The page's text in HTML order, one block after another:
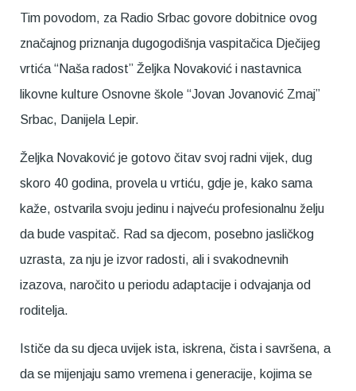
Tim povodom, za Radio Srbac govore dobitnice ovog
značajnog priznanja dugogodišnja vaspitačica Dječijeg
vrtića “Naša radost” Željka Novaković i nastavnica
likovne kulture Osnovne škole “Jovan Jovanović Zmaj”
Srbac, Danijela Lepir.
Željka Novaković je gotovo čitav svoj radni vijek, dug
skoro 40 godina, provela u vrtiću, gdje je, kako sama
kaže, ostvarila svoju jedinu i najveću profesionalnu želju
da bude vaspitač. Rad sa djecom, posebno jasličkog
uzrasta, za nju je izvor radosti, ali i svakodnevnih
izazova, naročito u periodu adaptacije i odvajanja od
roditelja.
Ističe da su djeca uvijek ista, iskrena, čista i savršena, a
da se mijenjaju samo vremena i generacije, kojima se